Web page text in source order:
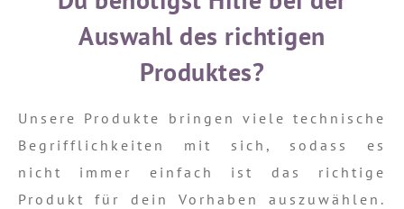
Auswahl des richtigen
Produktes?
Unsere Produkte bringen viele technische
Begrifflichkeiten mit sich, sodass es
nicht immer einfach ist das richtige
Produkt für dein Vorhaben auszuwählen.